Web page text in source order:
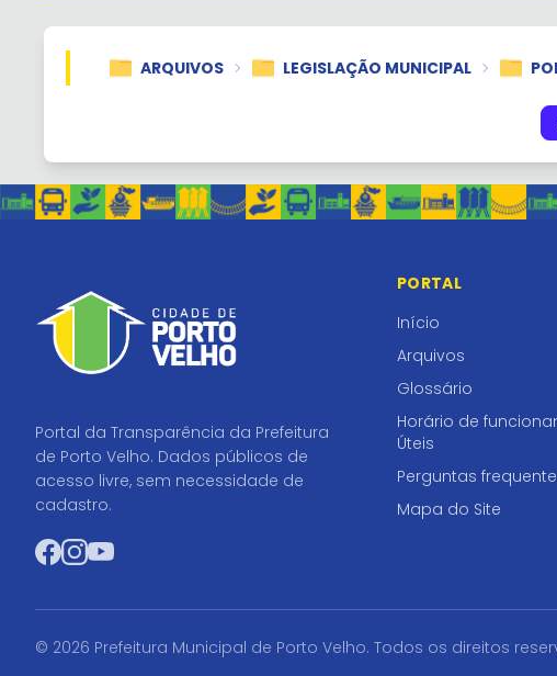
ARQUIVOS LEGISLAÇÃO MUNICIPAL
Portal da Transparência da Prefeitura
de Porto Velho. Dados públicos de
acesso livre, sem necessidade de
cadastro.
Facebook
Instagram
YouTube
PORTAL
Início
Arquivos
Glossário
Horário de
Úteis
Perguntas
Mapa do Site
© 2026 Prefeitura Municipal de Porto Velho. Todos os direitos